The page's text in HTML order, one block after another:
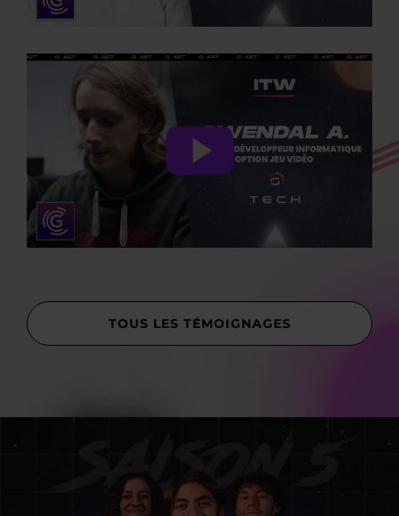
TOUS LES TÉMOIGNAGES